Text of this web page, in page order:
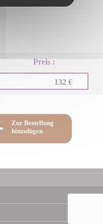
Preis :
132 €
Zur Bestellung
hinzufügen